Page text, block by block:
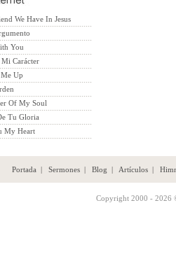
We Have In Jesus
You
Mi Carácter
Up
Of My Soul
Tu Gloria
My Heart
Portada | Sermones| Blog | Artículos|
Copyright 2000 - 2026